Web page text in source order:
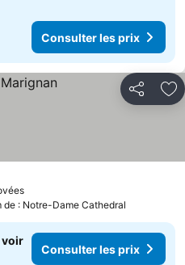
Consulter les prix
Partager
de : Notre-Dame Cathedral
voir
Consulter les prix